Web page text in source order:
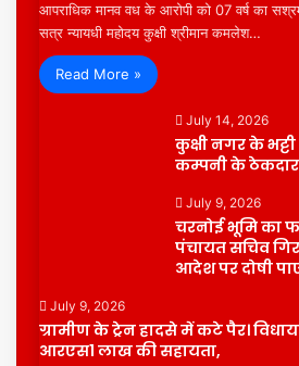
आपराधिक मानव वध के आरोपी को 07 वर्ष का
सत्र न्यायधी महोदय कुक्षी श्रीमान कमलेश…
Read More »
July 14, 2026
कुक्षी नगर के
कम्पनी के ठेकदार
July 9, 2026
चरनोई भूमि का
पंचायत सचिव
आदेश पर दोषी
July 9, 2026
ग्रामीण के ट्रेन हादसे में कटे पैर।
आरएस1 लाख की सहायता,